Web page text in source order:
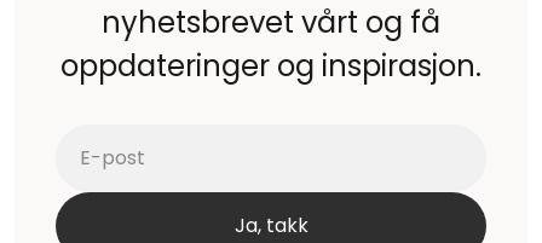
nyhetsbrevet vårt og få
oppdateringer og inspirasjon.